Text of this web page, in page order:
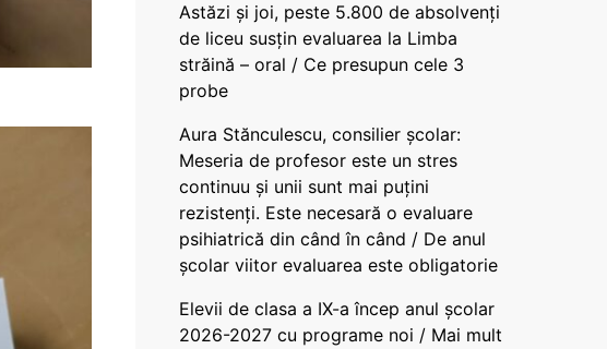
Astăzi și joi, peste 5.800 de absolvenți
de liceu susțin evaluarea la Limba
străină – oral / Ce presupun cele 3
probe
Aura Stănculescu, consilier școlar:
Meseria de profesor este un stres
continuu și unii sunt mai puțini
rezistenți. Este necesară o evaluare
psihiatrică din când în când / De anul
școlar viitor evaluarea este obligatorie
Elevii de clasa a IX-a încep anul școlar
2026-2027 cu programe noi / Mai mult